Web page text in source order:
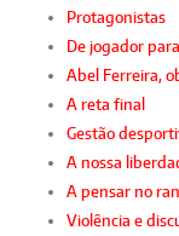
Protagonistas
De jogador
Abel Ferreira,
A reta final
Gestão
A nossa
A pensar no
Violência e